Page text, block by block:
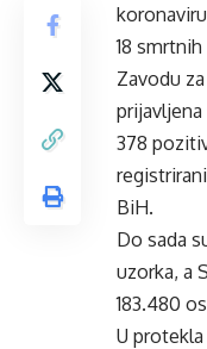
18
Zavodu
378
BiH.
Do sada
uzorka, a
183.480
U